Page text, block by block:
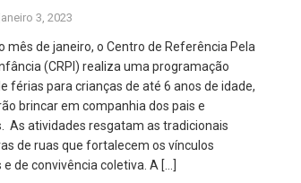
janeiro 3, 2023
mês de janeiro, o Centro de Referência Pela
(CRPI) realiza uma programação
férias para crianças de até 6 anos de idade,
brincar em companhia dos pais e
As atividades resgatam as tradicionais
de ruas que fortalecem os vínculos
de convivência coletiva. A […]